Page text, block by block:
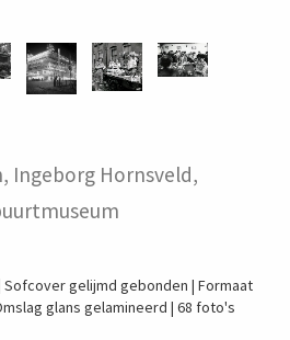
Ingeborg Hornsveld,
Sofcover gelijmd gebonden | Formaat
glans gelamineerd | 68 foto's